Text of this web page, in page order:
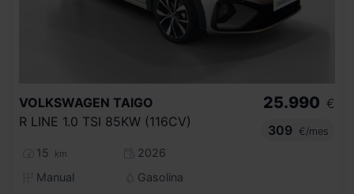
VOLKSWAGEN TAIGO
R LINE 1.0 TSI 85KW (116CV)
15 km
2026
Manual
Gasolina
25.990 €
309
€/mes